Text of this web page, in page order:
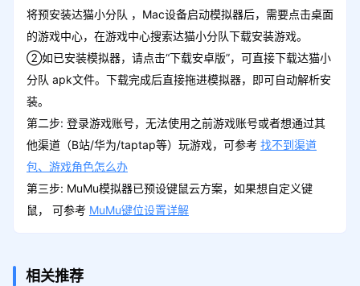
将预安装达猫小分队 ，Mac设备启动模拟器后，需要点击桌面
的游戏中心，在游戏中心搜索达猫小分队下载安装游戏。
②如已安装模拟器，请点击“下载安卓版”，可直接下载达猫小
分队 apk文件。下载完成后直接拖进模拟器，即可自动解析安
装。
第二步: 登录游戏账号，无法使用之前游戏账号或者想通过其
他渠道（B站/华为/taptap等）玩游戏，可参考 找不到渠道
包、游戏角色怎么办
第三步: MuMu模拟器已预设键鼠云方案，如果想自定义键
鼠， 可参考 MuMu键位设置详解
相关推荐